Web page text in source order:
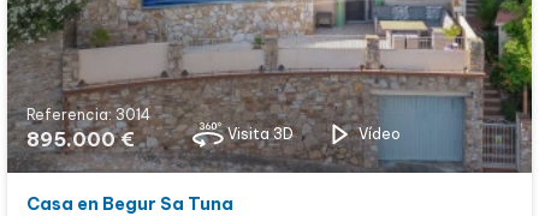
Referencia: 3014
895.000 € Visita 3D Vídeo
Casa en Begur Sa Tuna